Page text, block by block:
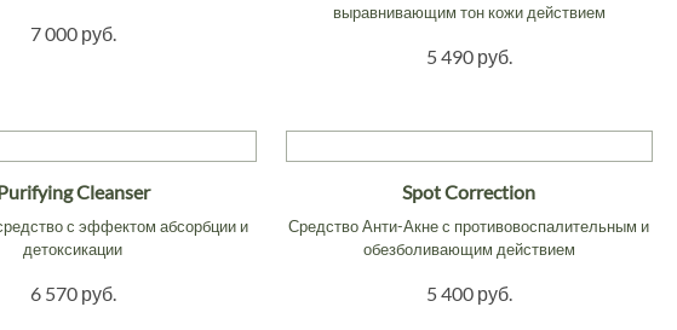
7 000 руб.
выравнивающим тон кожи действием
5 490 руб.
Cleanser
с эффектом абсорбции и
детоксикации
6 570 руб.
Spot Correction
Средство Анти-Акне с противовоспалительным и
обезболивающим действием
5 400 руб.